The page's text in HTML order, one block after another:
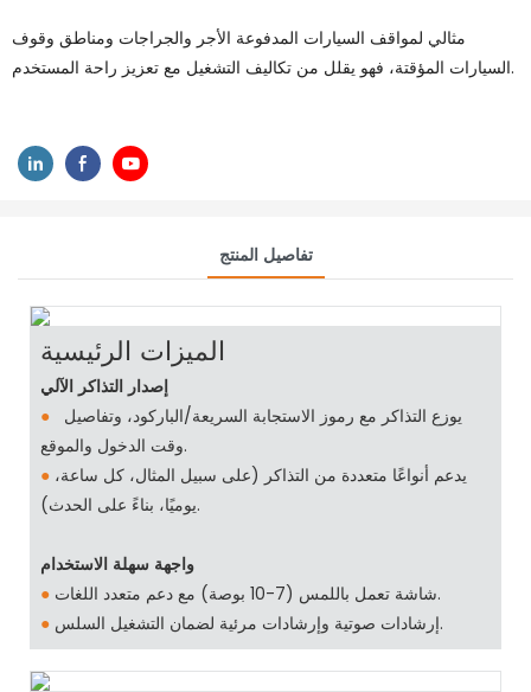
مثالي لمواقف السيارات المدفوعة الأجر والجراجات ومناطق وقوف
السيارات المؤقتة، فهو يقلل من تكاليف التشغيل مع تعزيز راحة المستخدم.
تفاصيل المنتج
الميزات الرئيسية
إصدار التذاكر الآلي
●
وقت الدخول والموقع.
● يدعم أنواعًا متعددة من التذاكر (على سبيل المثال، كل ساعة،
يوميًا، بناءً على الحدث).
واجهة سهلة الاستخدام
●
شاشة تعمل باللمس (7-10 بوصة) مع دعم متعدد اللغات.
●
إرشادات صوتية وإرشادات مرئية لضمان التشغيل السلس.